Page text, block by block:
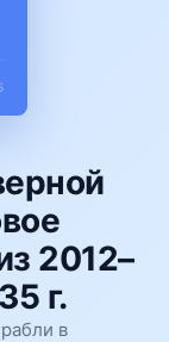
2012–
г.
в